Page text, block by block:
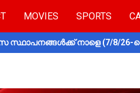
MOVIES SPORTS
സ്ഥാപനങ്ങൾക്ക് നാളെ (7/8/26-